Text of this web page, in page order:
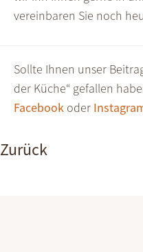
vereinbaren Sie noch
Sollte Ihnen unser
der Küche“ gefallen
Facebook oder
Zurück